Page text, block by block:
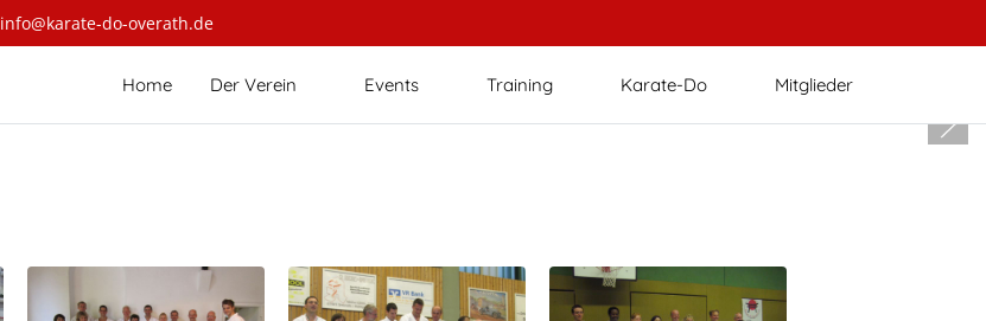
info@karate-do-overath.de
Home Der Verein Events Training Karate-Do Mitglieder